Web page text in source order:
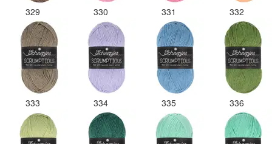
329 330 331 332
333 334 335 336